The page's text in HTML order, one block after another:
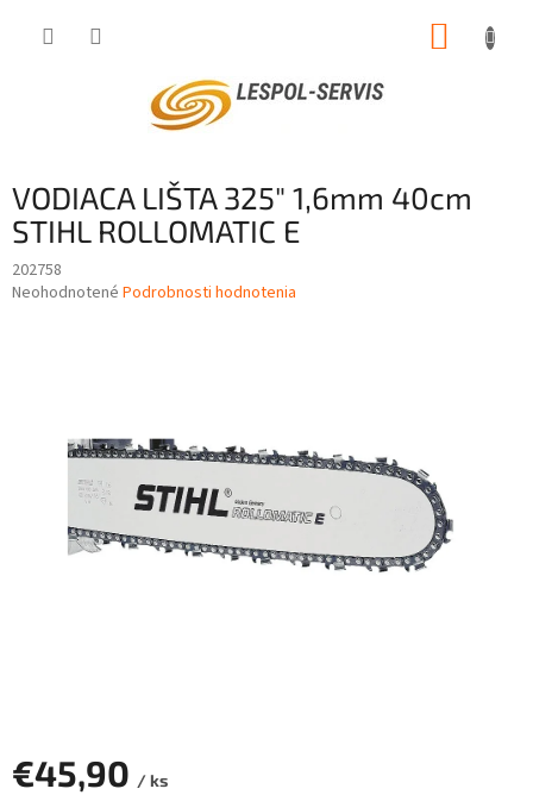
VODIACA LIŠTA 325" 1,6mm 40cm
STIHL ROLLOMATIC E
202758
Priemerné
hviezdičiek.
Neohodnotené Podrobnosti hodnotenia
€45,90 / ks